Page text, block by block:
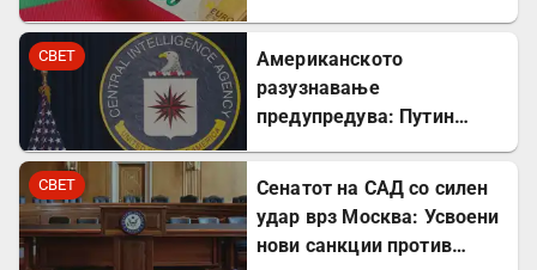
СВЕТ
Американското
разузнавање
предупредува: Путин
СВЕТ
Сенатот на САД со силен
удар врз Москва: Усвоени
нови санкции против